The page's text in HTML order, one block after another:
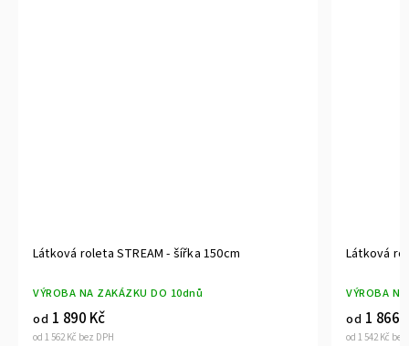
Látková roleta STREAM - šířka 150cm
VÝROBA NA ZAKÁZKU DO 10dnů
od 1 562 Kč bez DPH
od 1 890 Kč
Látková
VÝROBA
od 1 542 Kč
od 1 866